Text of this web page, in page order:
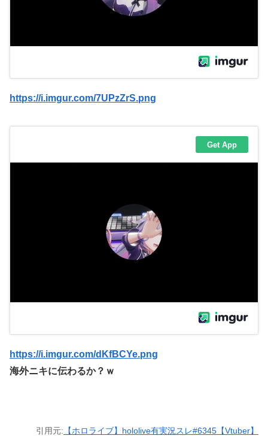
https://i.imgur.com/7UPzZrS.png
https://i.imgur.com/dKfBCYe.png
海外ニキに伝わるか？ｗ
引用元: 【ホロライブ】hololive有実況スレ#6345【Vtuber】